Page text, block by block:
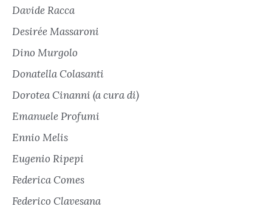
Davide Racca
Desirée Massaroni
Dino Murgolo
Donatella Colasanti
Dorotea Cinanni (a cura di)
Emanuele Profumi
Ennio Melis
Eugenio Ripepi
Federica Comes
Federico Clavesana